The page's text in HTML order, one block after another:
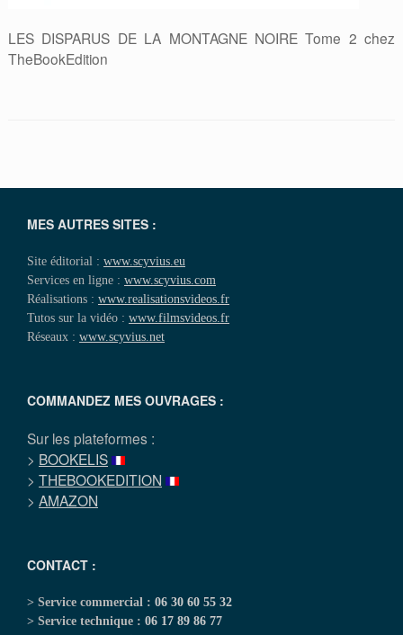
LES DISPARUS DE LA MONTAGNE NOIRE Tome 2 chez
TheBookEdition
MES AUTRES SITES :
Site éditorial : www.scyvius.eu
Services en ligne : www.scyvius.com
Réalisations : www.realisationsvideos.fr
Tutos sur la vidéo : www.filmsvideos.fr
Réseaux : www.scyvius.net
COMMANDEZ MES OUVRAGES :
Sur les plateformes :
> BOOKELIS
> THEBOOKEDITION
> AMAZON
CONTACT :
> Service commercial : 06 30 60 55 32
> Service technique : 06 17 89 86 77